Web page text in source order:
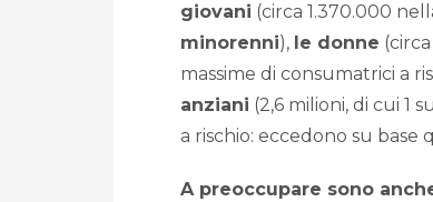
giovani (circa 1.370.000
minorenni), le donne
massime di consumatrici a
anziani (2,6 milioni, di cui 1
a rischio: eccedono su
A preoccupare sono